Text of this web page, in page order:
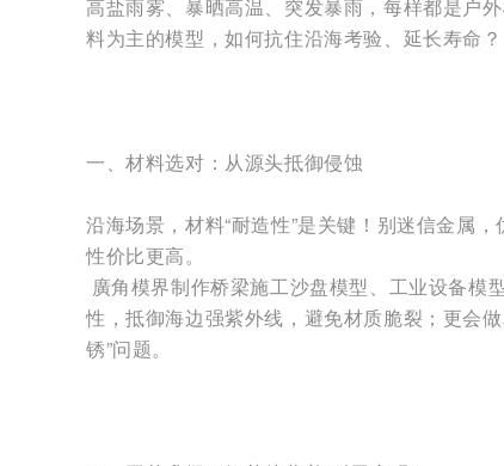
高盐雨雾、暴晒高温、突发暴雨，每样都是户
料为主的模型，如何抗住沿海考验、延长寿命？
一、材料选对：从源头抵御侵蚀
沿海场景，材料“耐造性”是关键！别迷信金属
性价比更高。
廣角模界制作桥梁施工沙盘模型、工业设备
性，抵御海边强紫外线，避免材质脆裂；更会
锈”问题。